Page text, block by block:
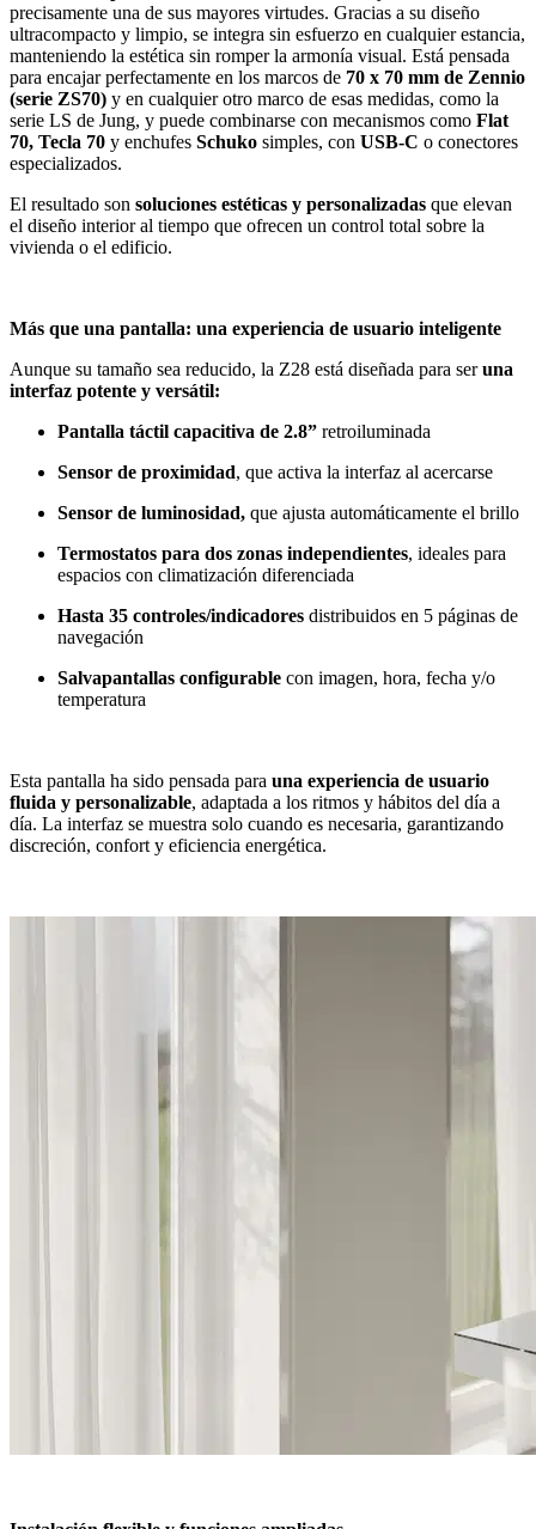
precisamente una de sus mayores virtudes. Gracias a su diseño
ultracompacto y limpio, se integra sin esfuerzo en cualquier estancia,
manteniendo la estética sin romper la armonía visual. Está pensada
para encajar perfectamente en los marcos de 70 x 70 mm de Zennio
(serie ZS70) y en cualquier otro marco de esas medidas, como la
serie LS de Jung, y puede combinarse con mecanismos como Flat
70, Tecla 70 y enchufes Schuko simples, con USB-C o conectores
especializados.
El resultado son soluciones estéticas y personalizadas que elevan
el diseño interior al tiempo que ofrecen un control total sobre la
vivienda o el edificio.
Más que una pantalla: una experiencia de usuario inteligente
Aunque su tamaño sea reducido, la Z28 está diseñada para seruna
interfaz potente y versátil:
Pantalla táctil capacitiva de 2.8” retroiluminada
Sensor de proximidad, que activa la interfaz al acercarse
Sensor de luminosidad, que ajusta automáticamente el brillo
Termostatos para dos zonas independientes, ideales para
espacios con climatización diferenciada
Hasta 35 controles/indicadores distribuidos en 5 páginas de
navegación
Salvapantallas configurable con imagen, hora, fecha y/o
temperatura
Esta pantalla ha sido pensada para una experiencia de usuario
fluida y personalizable, adaptada a los ritmos y hábitos del día a
día. La interfaz se muestra solo cuando es necesaria, garantizando
discreción, confort y eficiencia energética.